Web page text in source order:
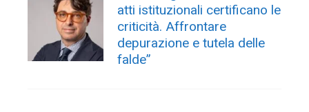
atti istituzionali certificano le
criticità. Affrontare
depurazione e tutela delle
falde”